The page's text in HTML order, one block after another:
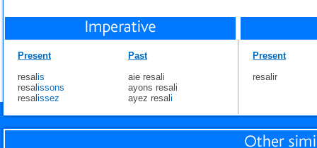
Present
resalis
resalissons
resalissez
Past
aie resali
ayons resali
ayez resali
Present
resalir